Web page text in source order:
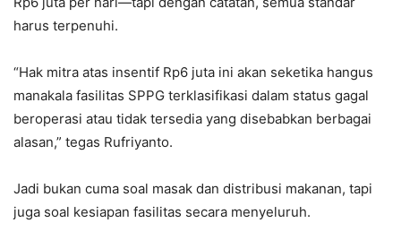
harus terpenuhi.
“Hak mitra atas insentif Rp6 juta ini akan seketika hangus
manakala fasilitas SPPG terklasifikasi dalam status gagal
beroperasi atau tidak tersedia yang disebabkan berbagai
alasan,” tegas Rufriyanto.
Jadi bukan cuma soal masak dan distribusi makanan, tapi
juga soal kesiapan fasilitas secara menyeluruh.